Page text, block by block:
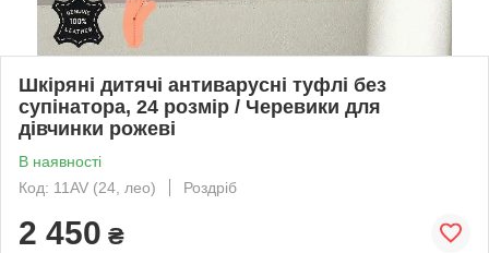
Шкіряні дитячі антиварусні туфлі без
супінатора, 24 розмір / Черевики для
дівчинки рожеві
В наявності
Код: 11AV (24, лео)
Роздріб
2 450 ₴